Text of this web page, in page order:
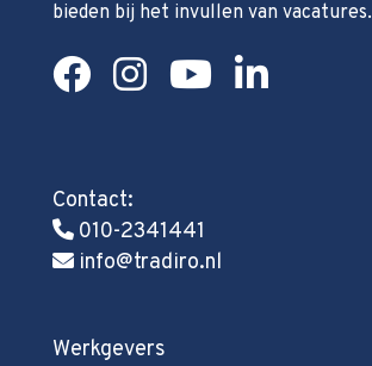
bieden bij het invullen van vacatures.
Contact:
010-2341441
info@tradiro.nl
Werkgevers